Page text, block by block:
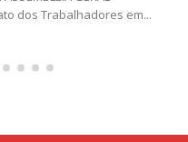
dos Trabalhadores em...